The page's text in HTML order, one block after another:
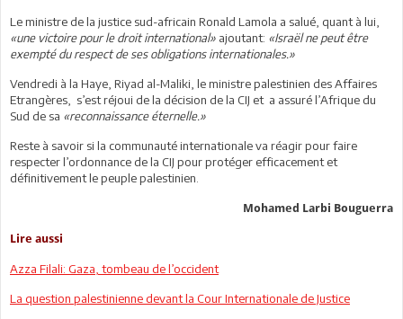
Le ministre de la justice sud-africain Ronald Lamola a salué, quant à lui,
«une victoire pour le droit international» ajoutant: «Israël ne peut être
exempté du respect de ses obligations internationales.»
Vendredi à la Haye, Riyad al-Maliki, le ministre palestinien des Affaires
Etrangères, s’est réjoui de la décision de la CIJ et a assuré l’Afrique du
Sud de sa «reconnaissance éternelle.»
Reste à savoir si la communauté internationale va réagir pour faire
respecter l’ordonnance de la CIJ pour protéger efficacement et
définitivement le peuple palestinien.
Mohamed Larbi Bouguerra
Lire aussi
Azza Filali: Gaza, tombeau de l’occident
La question palestinienne devant la Cour Internationale de Justice